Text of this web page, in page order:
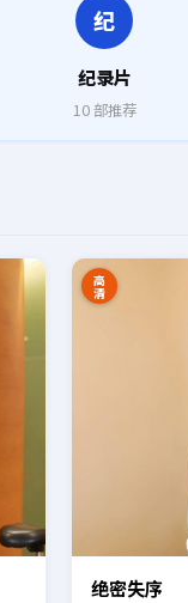
纪
纪录片
10部推荐
高
清
绝密失序